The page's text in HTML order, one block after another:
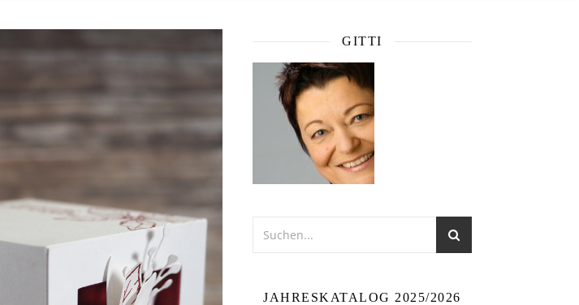
GITTI
JAHRESKATALOG 2025/2026